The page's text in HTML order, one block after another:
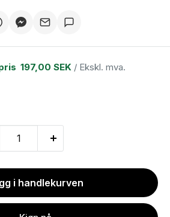
197,00 SEK / Ekskl. mva.
i handlekurven